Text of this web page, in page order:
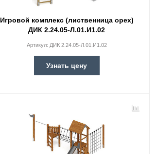
Игровой комплекс (лиственница орех)
ДИК 2.24.05-Л.01.И1.02
Артикул: ДИК 2.24.05-Л.01.И1.02
Узнать цену